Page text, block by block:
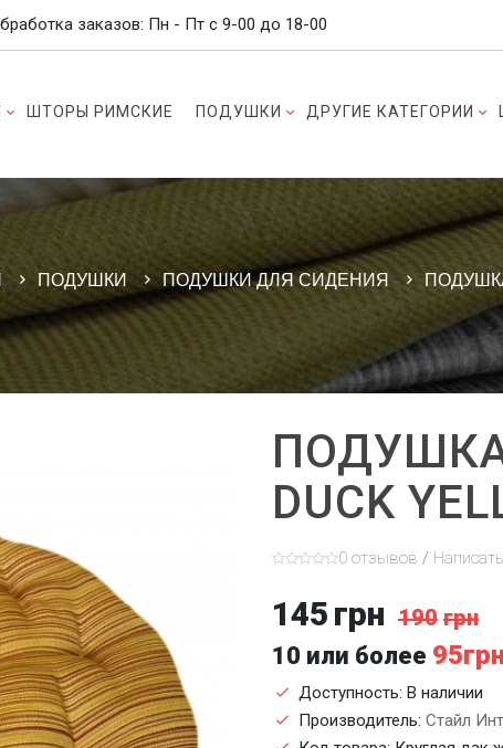
заказов: Пн - Пт c 9-00 до 18-00
ШТОРЫ РИМСКИЕ ПОДУШКИ ДРУГИЕ КАТЕГОРИИ
ПОДУШКИ ПОДУШКИ ДЛЯ СИДЕНИЯ
DUCK
0 отзывов /
145 грн 190 грн
10 или более
Доступность: В наличии
Производитель:Стайл